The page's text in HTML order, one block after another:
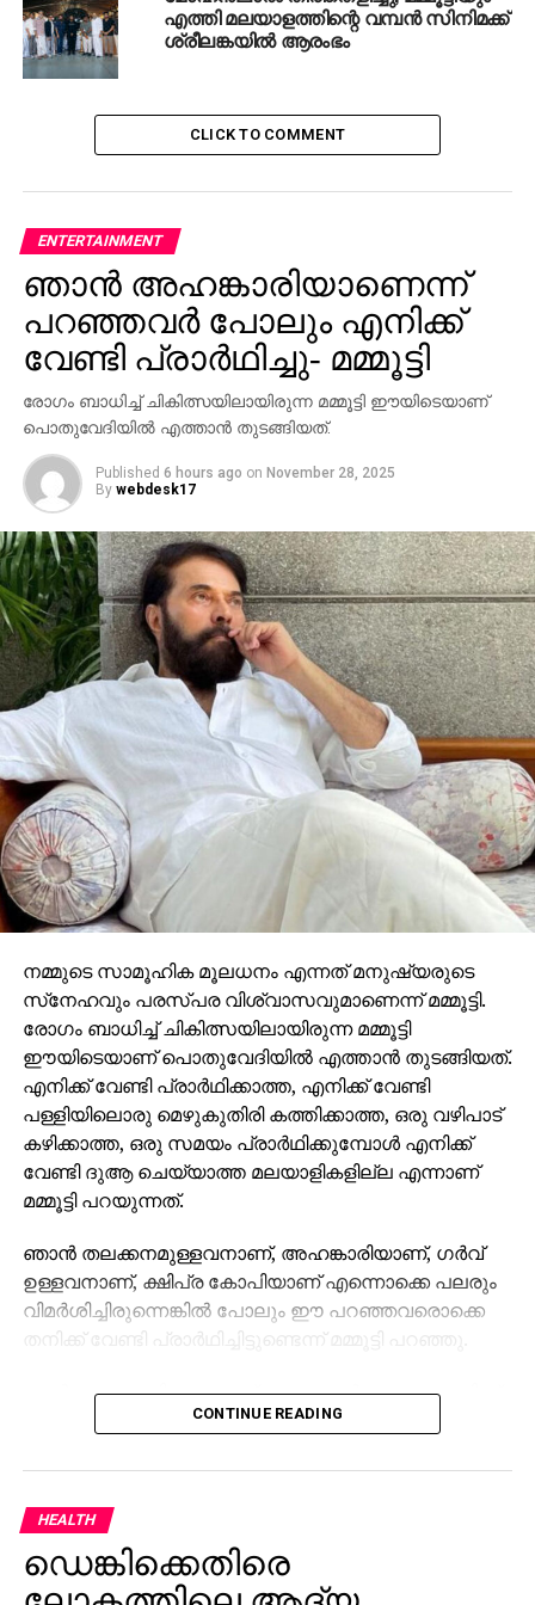
DON'T MISS
ട്രംപിന്റെ വിശ്വസ്ത ഹോപ് ഹിക്‌സ് രാജിവെച്ചു
എത്തി മലയാളത്തിന്റെ വമ്പൻ സിനിമക്ക്
ശ്രീലങ്കയിൽ ആരംഭം
CLICK TO COMMENT
ENTERTAINMENT
ഞാന്‍ അഹങ്കാരിയാണെന്ന്
പറഞ്ഞവര്‍ പോലും എനിക്ക്
വേണ്ടി പ്രാര്‍ഥിച്ചു- മമ്മൂട്ടി
രോഗം ബാധിച്ച് ചികിത്സയിലായിരുന്ന മമ്മൂട്ടി ഈയിടെയാണ്
പൊതുവേദിയില്‍ എത്താന്‍ തുടങ്ങിയത്.
Published 6 hours ago on November 28, 2025
By webdesk17
നമ്മുടെ സാമൂഹിക മൂലധനം എന്നത് മനുഷ്യരുടെ
സ്‌നേഹവും പരസ്പര വിശ്വാസവുമാണെന്ന് മമ്മൂട്ടി.
രോഗം ബാധിച്ച് ചികിത്സയിലായിരുന്ന മമ്മൂട്ടി
ഈയിടെയാണ് പൊതുവേദിയില്‍ എത്താന്‍ തുടങ്ങിയത്.
എനിക്ക് വേണ്ടി പ്രാര്‍ഥിക്കാത്ത, എനിക്ക് വേണ്ടി
പള്ളിയിലൊരു മെഴുകുതിരി കത്തിക്കാത്ത, ഒരു വഴിപാട്
കഴിക്കാത്ത, ഒരു സമയം പ്രാര്‍ഥിക്കുമ്പോള്‍ എനിക്ക്
വേണ്ടി ദുആ ചെയ്യാത്ത മലയാളികളില്ല എന്നാണ്
മമ്മൂട്ടി പറയുന്നത്.
ഞാന്‍ തലക്കനമുള്ളവനാണ്, അഹങ്കാരിയാണ്, ഗര്‍വ്
ഉള്ളവനാണ്, ക്ഷിപ്ര കോപിയാണ് എന്നൊക്കെ പലരും
വിമര്‍ശിച്ചിരുന്നെങ്കില്‍ പോലും ഈ പറഞ്ഞവരൊക്കെ
തനിക്ക് വേണ്ടി പ്രാര്‍ഥിച്ചിട്ടുണ്ടെന്ന് മമ്മൂട്ടി പറഞ്ഞു.
താന്‍ അഹങ്കാരിയാണെന്ന് പറഞ്ഞവര്‍ പോലും തനിക്ക്
വേണ്ടി പ്രാര്‍ഥിച്ചിരുന്നുവെന്ന മമ്മൂട്ടിയുടെ വാക്കുകള്‍
അതേസമയം കളങ്കാവല്‍ ആണ് മമ്മൂട്ടിയുടേതായി
റിലീസിനൊരുങ്ങുന്ന ചിത്രം. മമ്മൂട്ടി , വിനായകന്‍
എന്നിവരെ കേന്ദ്ര കഥാപാത്രങ്ങളാക്കി ജിതിന്‍ കെ.
ജോസ് സംവിധാനം നിര്‍വഹിച്ച ചിത്രമാണ് കളങ്കാവല്‍.
CONTINUE READING
HEALTH
ഡെങ്കിക്കെതിരെ